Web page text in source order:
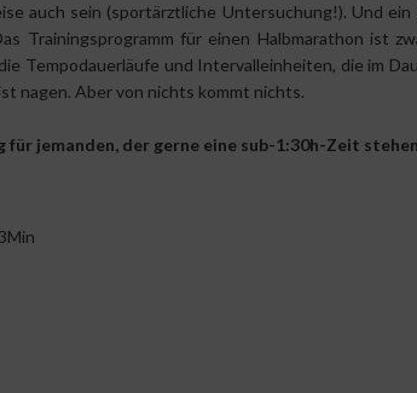
auch sein (sportärztliche Untersuchung!). Und
Trainingsprogramm für einen Halbmarathon ist
Tempodauerläufe und Intervalleinheiten, die im
nagen. Aber von nichts kommt nichts.
für jemanden, der gerne eine sub-1:30h-Zeit